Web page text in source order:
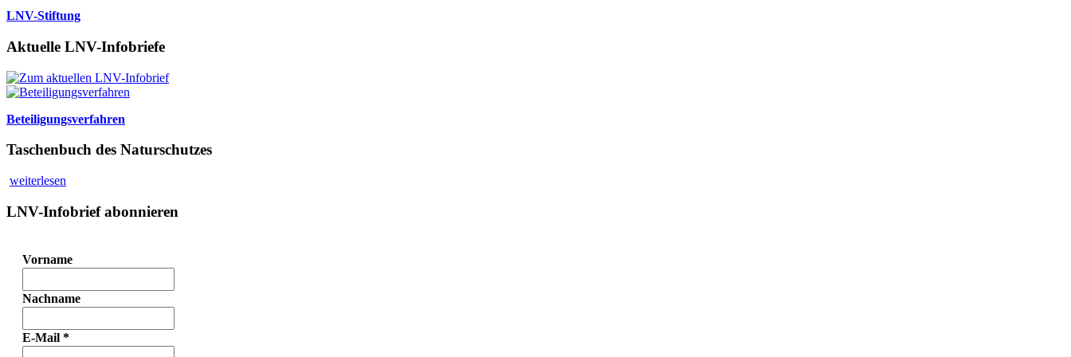
LNV-Stiftung
Aktuelle LNV-Infobriefe
Beteiligungsverfahren
Taschenbuch des Naturschutzes
weiterlesen
LNV-Infobrief abonnieren
Vorname
Nachname
E-Mail *